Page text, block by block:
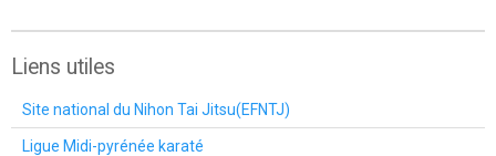
Liens utiles
Site national du Nihon Tai Jitsu(EFNTJ)
Ligue Midi-pyrénée karaté